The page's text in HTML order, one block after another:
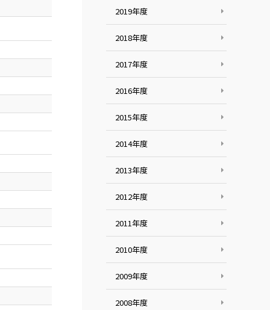
2019年度
2018年度
2017年度
2016年度
2015年度
2014年度
2013年度
2012年度
2011年度
2010年度
2009年度
2008年度